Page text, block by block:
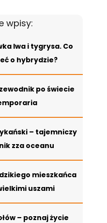
wpisy:
lwa i tygrysa. Co
o hybrydzie?
po świecie
– tajemniczy
zza oceanu
mieszkańca
uszami
– poznaj życie